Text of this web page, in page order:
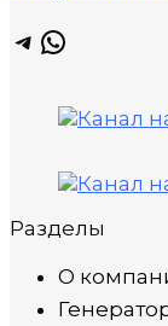
Telegram
Разделы
О